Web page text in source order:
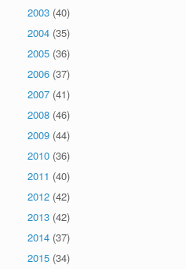
2003 (40)
2004 (35)
2005 (36)
2006 (37)
2007 (41)
2008 (46)
2009 (44)
2010 (36)
2011 (40)
2012 (42)
2013 (42)
2014 (37)
2015 (34)